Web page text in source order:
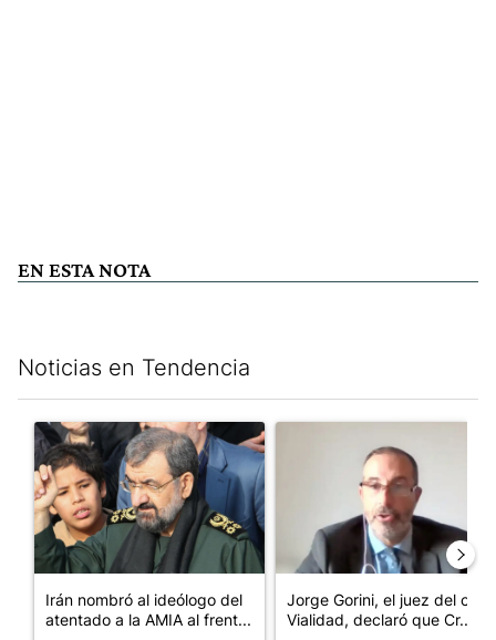
EN ESTA NOTA
Noticias en Tendencia
Un artículo de tendencia con el título "Irán nombró al ideólogo
Irán nombró al ideólogo del
atentado a la AMIA al frent...
Jorge Gorini, el juez del caso
Vialidad, declaró que Cr...